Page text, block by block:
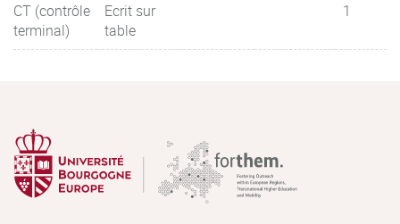
CT (contrôle
terminal)
Ecrit sur
table
1